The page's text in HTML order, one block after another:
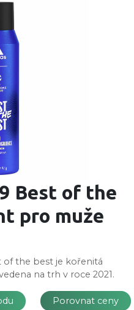
Best of the
pro muže
of the best je kořenitá
na trh v roce 2021.
Porovnat ceny